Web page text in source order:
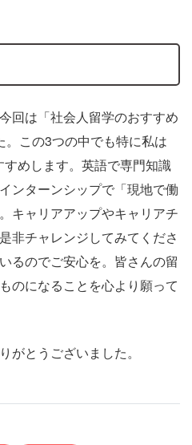
回は「社会人留学のおすすめ
この3つの中でも特に私は
めします。英語で専門知識
ンターンシップで「現地で働
キャリアアップやキャリアチ
非チャレンジしてみてくださ
るのでご安心を。皆さんの留
のになることを心より願って
がとうございました。